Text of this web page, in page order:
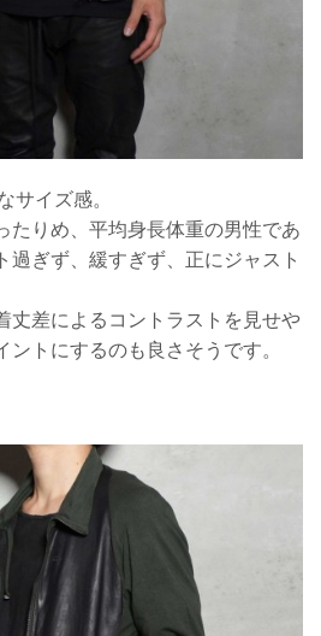
サイズ感。
たりめ、平均身長体重の男性であ
過ぎず、緩すぎず、正にジャスト
丈差によるコントラストを見せや
トにするのも良さそうです。